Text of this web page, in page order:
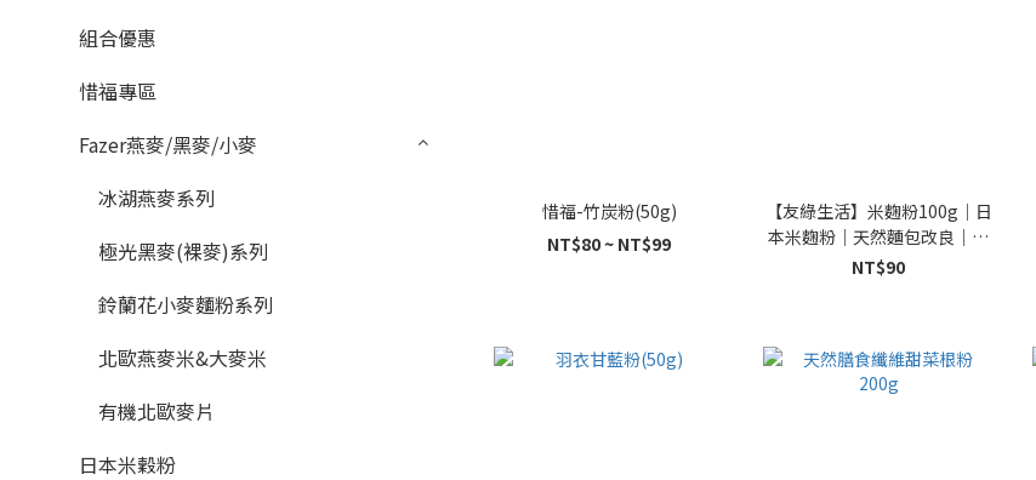
組合優惠
惜福專區
Fazer燕麥/黑麥/小麥
冰湖燕麥系列
極光黑麥(裸麥)系列
鈴蘭花小麥麵粉系列
北歐燕麥米&大麥米
有機北歐麥片
日本米穀粉
惜福-竹炭粉(50g)
NT$80 ~ NT$99
【友綠生活】米麴粉100g｜日
本米麴粉｜天然麵包改良｜膨
脹・柔軟Q彈・延緩老化｜吐
NT$90